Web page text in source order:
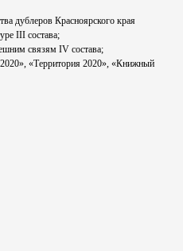
дублеров Красноярского края
III состава;
связям IV состава;
«Территория 2020», «Книжный